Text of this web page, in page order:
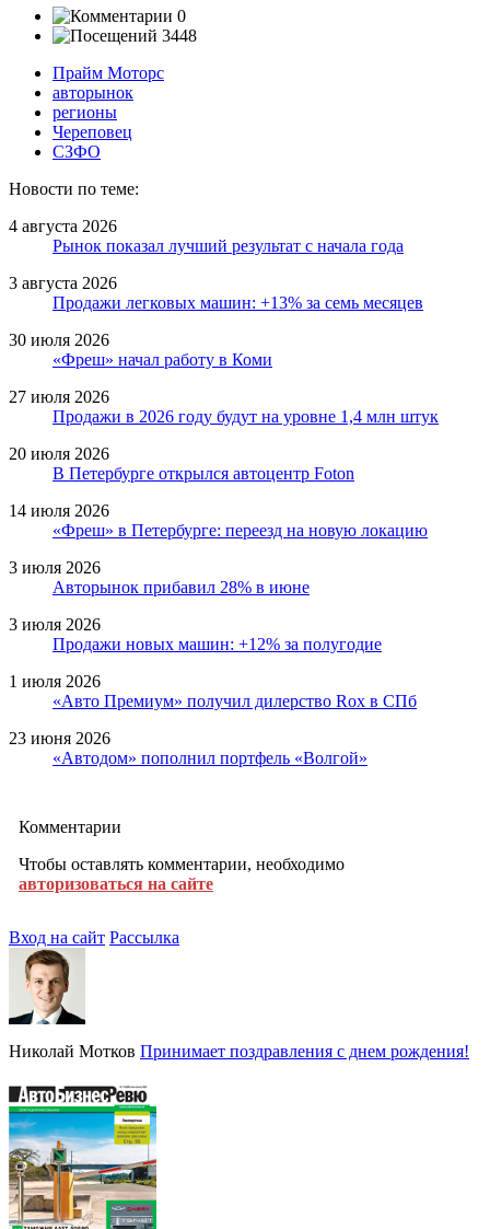
0
3448
Прайм Моторс
авторынок
регионы
Череповец
СЗФО
Новости по теме:
4 августа 2026
Рынок показал лучший результат с начала года
3 августа 2026
Продажи легковых машин: +13% за семь месяцев
30 июля 2026
«Фреш» начал работу в Коми
27 июля 2026
Продажи в 2026 году будут на уровне 1,4 млн штук
20 июля 2026
В Петербурге открылся автоцентр Foton
14 июля 2026
«Фреш» в Петербурге: переезд на новую локацию
3 июля 2026
Авторынок прибавил 28% в июне
3 июля 2026
Продажи новых машин: +12% за полугодие
1 июля 2026
«Авто Премиум» получил дилерство Rox в СПб
23 июня 2026
«Автодом» пополнил портфель «Волгой»
Комментарии
Чтобы оставлять комментарии, необходимо
авторизоваться на сайте
Вход на сайт Рассылка
Николай Мотков Принимает поздравления с днем рождения!